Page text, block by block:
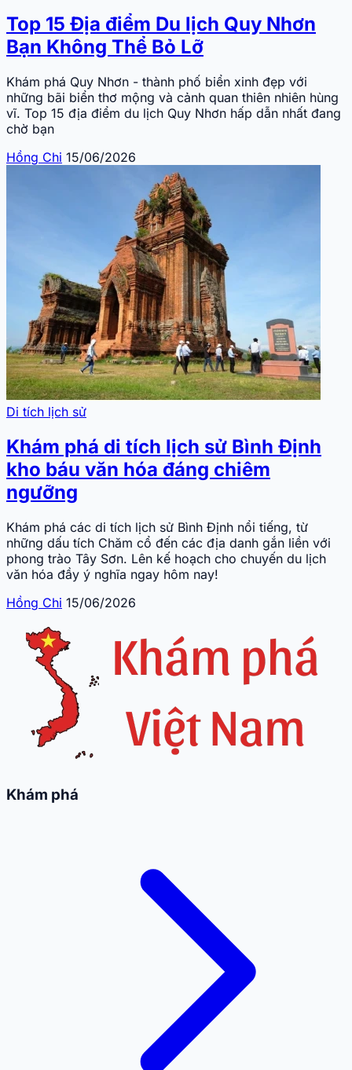
Top 15 Địa điểm Du lịch Quy Nhơn
Bạn Không Thể Bỏ Lỡ
Khám phá Quy Nhơn - thành phố biển xinh đẹp với
những bãi biển thơ mộng và cảnh quan thiên nhiên hùng
vĩ. Top 15 địa điểm du lịch Quy Nhơn hấp dẫn nhất đang
chờ bạn
Hồng Chi 15/06/2026
Di tích lịch sử
Khám phá di tích lịch sử Bình Định
kho báu văn hóa đáng chiêm
ngưỡng
Khám phá các di tích lịch sử Bình Định nổi tiếng, từ
những dấu tích Chăm cổ đến các địa danh gắn liền với
phong trào Tây Sơn. Lên kế hoạch cho chuyến du lịch
văn hóa đầy ý nghĩa ngay hôm nay!
Hồng Chi 15/06/2026
Khám phá